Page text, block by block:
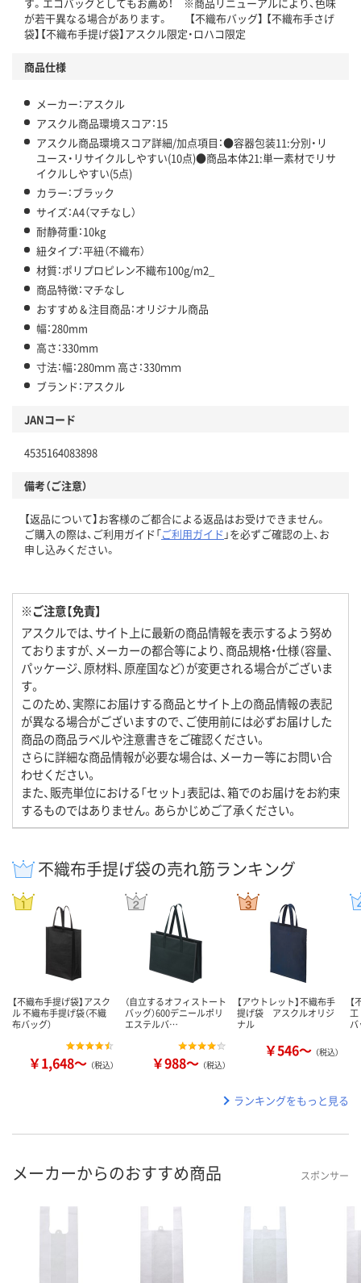
温室効果ガスなどの削減
アスクル商品環境スコア詳細／加点項目
が若干異なる場合があります。 【不織布バッグ】 【不織布手さげ
袋】【不織布手提げ袋】アスクル限定・ロハコ限定
商品仕様
メーカー：アスクル
アスクル商品環境スコア：15
アスクル商品環境スコア詳細/加点項目：●容器包装11:分別・リ
ユース・リサイクルしやすい(10点)●商品本体21:単一素材でリサ
イクルしやすい(5点)
カラー：ブラック
サイズ：A4（マチなし）
耐静荷重：10kg
紐タイプ：平紐（不織布）
材質：ポリプロピレン不織布100g/m2_
商品特徴：マチなし
おすすめ＆注目商品：オリジナル商品
幅：280mm
高さ：330mm
寸法：幅：280ｍｍ 高さ：330ｍｍ
ブランド：アスクル
JANコード
4535164083898
備考（ご注意）
【返品について】お客様のご都合による返品はお受けできません。
ご購入の際は、ご利用ガイド「ご利用ガイド 」を必ずご確認の上、お
申し込みください。
※ご注意【免責】
アスクルでは、サイト上に最新の商品情報を表示するよう努め
ておりますが、メーカーの都合等により、商品規格・仕様（容量、
パッケージ、原材料、原産国など）が変更される場合がございま
す。
このため、実際にお届けする商品とサイト上の商品情報の表記
が異なる場合がございますので、ご使用前には必ずお届けした
商品の商品ラベルや注意書きをご確認ください。
さらに詳細な商品情報が必要な場合は、メーカー等にお問い合
わせください。
また、販売単位における「セット」表記は、箱でのお届けをお約束
するものではありません。あらかじめご了承ください。
不織布手提げ袋の売れ筋ランキング
【不織布手提げ袋】アスク
ル 不織布手提げ袋（不織
布バッグ）
￥1,648～ （税込）
（自立するオフィストート
バッグ）600デニールポリ
エステルバ…
￥988～ （税込）
【アウトレット】不織布手
提げ袋 アスクルオリジ
ナル
￥546～ （税込）
ランキングをもっと見る
メーカーからのおすすめ商品 スポンサー